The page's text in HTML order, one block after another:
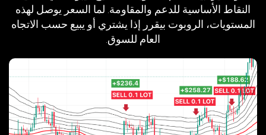
النقاط الأساسية للدعم والمقاومة. لما السعر يوصل لهذه
المستويات، الروبوت بيقرر إذا يشتري أو يبيع حسب الاتجاه
العام للسوق.